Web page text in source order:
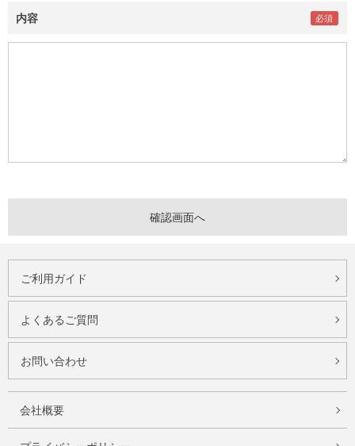
内容
ご利用ガイド
よくあるご質問
お問い合わせ
会社概要